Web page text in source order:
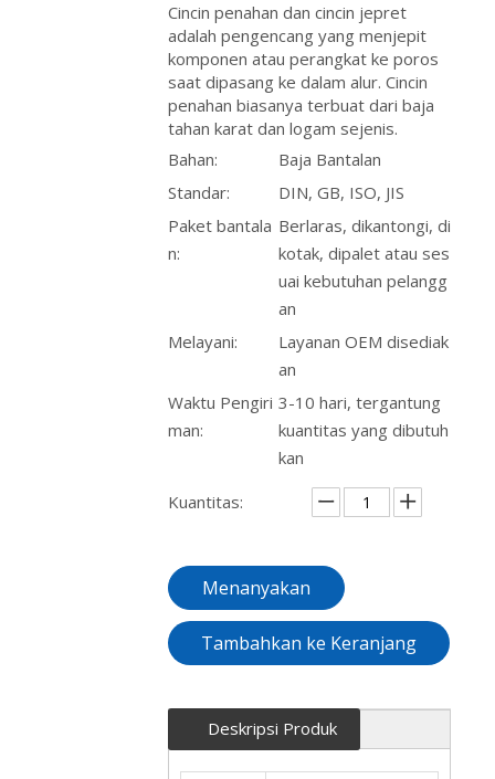
Cincin penahan dan cincin jepret
adalah pengencang yang menjepit
komponen atau perangkat ke poros
saat dipasang ke dalam alur. Cincin
penahan biasanya terbuat dari baja
tahan karat dan logam sejenis.
Bahan:
Baja Bantalan
Standar:
DIN, GB, ISO, JIS
Paket bantala
n:
Berlaras, dikantongi, di
kotak, dipalet atau ses
uai kebutuhan pelangg
an
Melayani:
Layanan OEM disediak
an
Waktu Pengiri
man:
3-10 hari, tergantung
kuantitas yang dibutuh
kan
Kuantitas:
Menanyakan
Tambahkan ke Keranjang
Deskripsi Produk